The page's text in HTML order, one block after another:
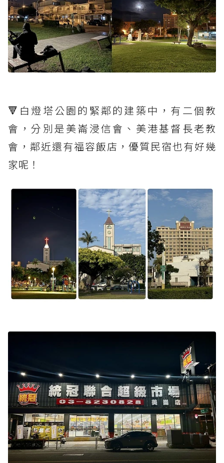
🔻白燈塔公園的緊鄰的建築中，有二個教
會，分別是美崙浸信會、美港基督長老教
會，鄰近還有福容飯店，優質民宿也有好幾
家呢！